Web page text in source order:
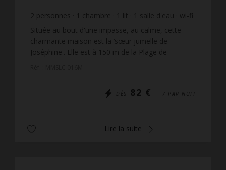
2 personnes 1 chambre 1 lit 1 salle d'eau
wi-fi
Située au bout d'une impasse, au calme, cette
charmante maison est la ‘sœur jumelle de
Joséphine'. Elle est à 150 m de la Plage de
DÈS 82 € / PAR NUIT
Lire la suite